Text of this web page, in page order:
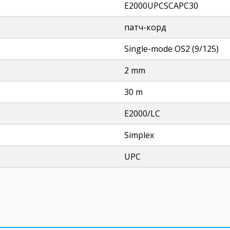
E2000UPCSCAPC30
патч-корд
Single-mode OS2 (9/125)
2 mm
30 m
E2000/LC
Simplex
UPC